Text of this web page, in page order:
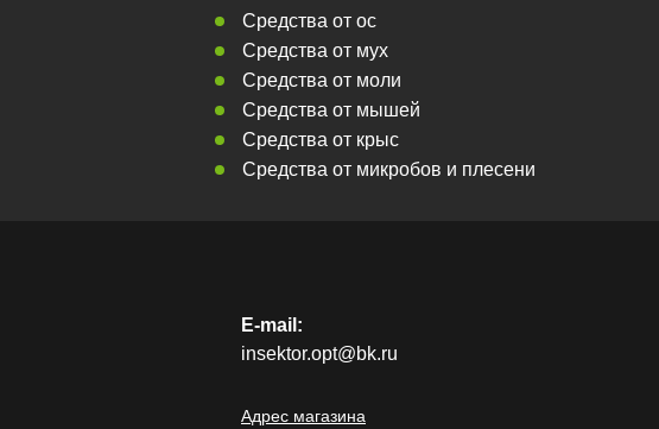
Средства от микробов и плесени
Средства от крыс
Средства от мышей
Средства от моли
Средства от мух
Средства от ос
E-mail:
insektor.opt@bk.ru
Адрес магазина